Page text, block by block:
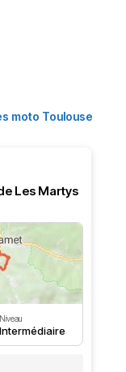
moto Toulouse
Les Martys
Niveau
Intermédiaire